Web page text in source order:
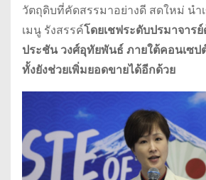
วัตถุดิบที่คัดสรรมาอย่างดี สดใหม่ นำ
เมนู รังสรรค์โดยเชฟระดับปรมาจาร
ประชัน วงศ์อุทัยพันธ์ ภายใต้คอนเซปต์
ทั้งยังช่วยเพิ่มยอดขายได้อีกด้วย